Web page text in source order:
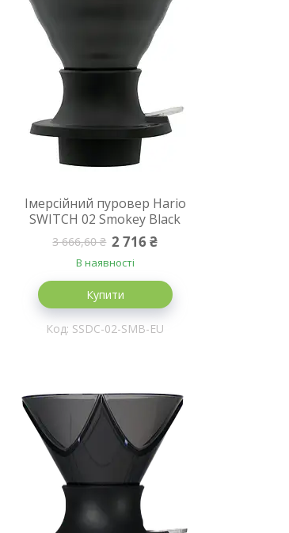
Імерсійний пуровер Hario
SWITCH 02 Smokey Black
3 666,60 ₴ 2 716 ₴
В наявності
Купити
SSDC-02-SMB-EU